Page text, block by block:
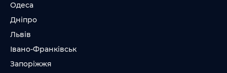
Одеса
Дніпро
Львів
Івано-Франківськ
Запоріжжя